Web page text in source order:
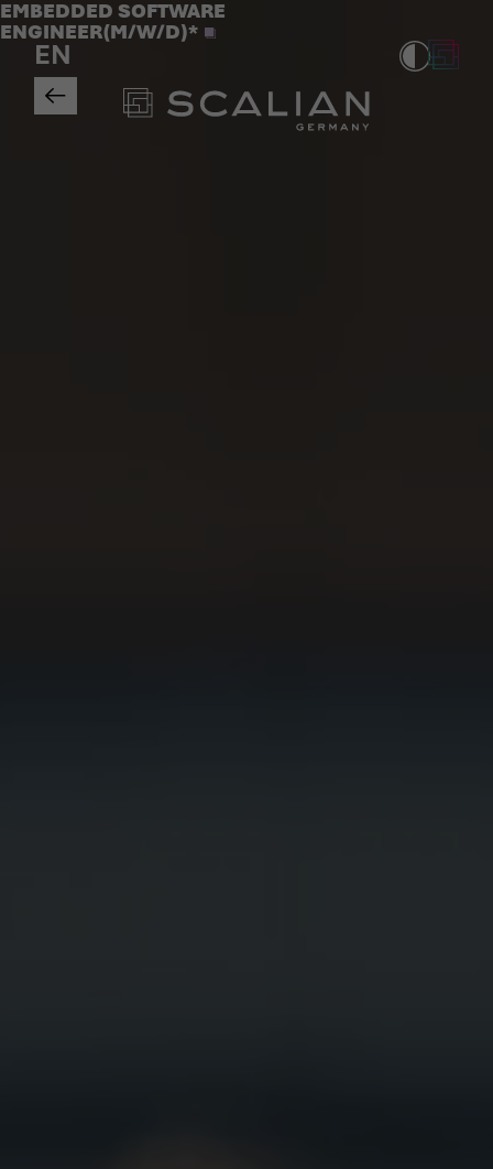
>
EN
Jobs
EMBEDDED SOFTWARE
ENGINEER(M/W/D)*